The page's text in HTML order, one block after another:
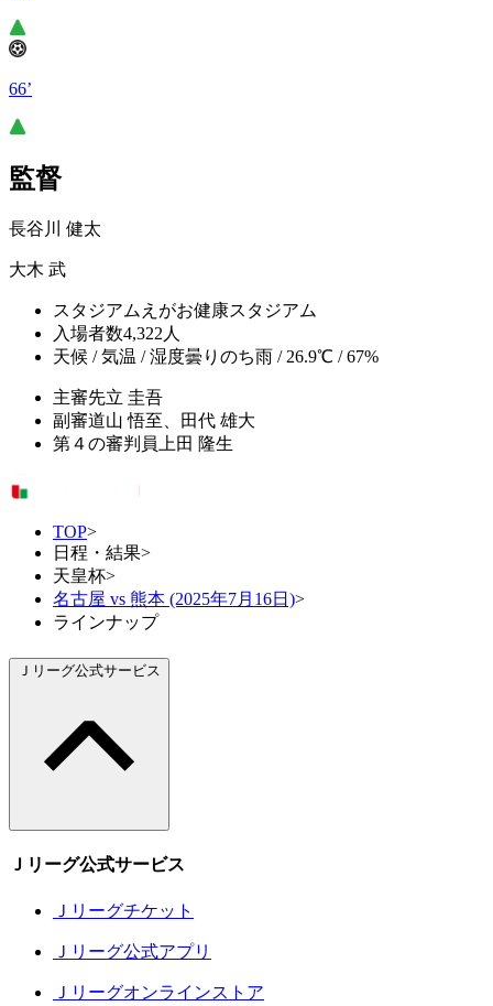
66’
監督
長谷川 健太
大木 武
スタジアム えがお健康スタジアム
入場者数4,322人
天候 / 気温 / 湿度曇りのち雨 / 26.9℃ / 67%
主審先立 圭吾
副審道山 悟至、田代 雄大
第４の審判員 上田 隆生
TOP>
日程・結果>
天皇杯>
名古屋 vs 熊本 (2025年7月16日)>
ラインナップ
Ｊリーグ公式サービス
Ｊリーグ公式サービス
Ｊリーグチケット
Ｊリーグ公式アプリ
Ｊリーグオンラインストア